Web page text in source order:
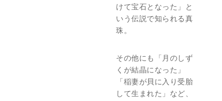
けて宝石となった」と
いう伝説で知られる真
珠。
その他にも「月のしず
くが結晶になった」
「稲妻が貝に入り受胎
して生まれた」など、